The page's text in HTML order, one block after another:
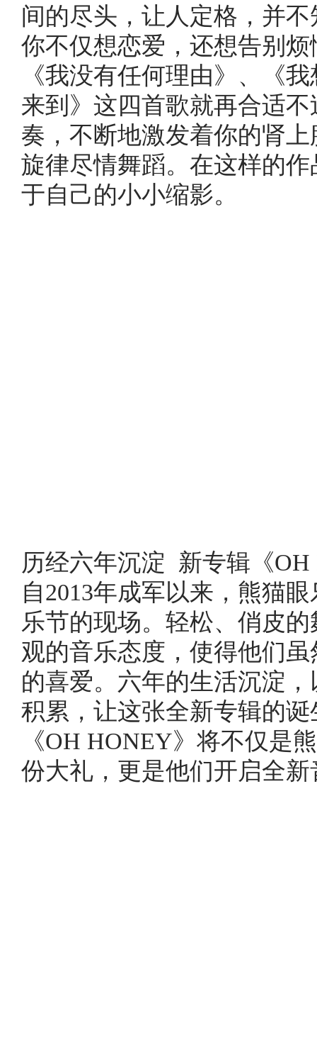
间的尽头，让人定格，并
你不仅想恋爱，还想告别
《我没有任何理由》、《
来到》这四首歌就再合适
奏，不断地激发着你的肾
旋律尽情舞蹈。在这样的
于自己的小小缩影。
历经六年沉淀 新专辑 《
自2013年成军以来，熊猫
乐节的现场。轻松、俏皮
观的音乐态度，使得他们
的喜爱。六年的生活沉淀
积累，让这张全新专辑的
《OH HONEY》将不仅是
份大礼，更是他们开启全